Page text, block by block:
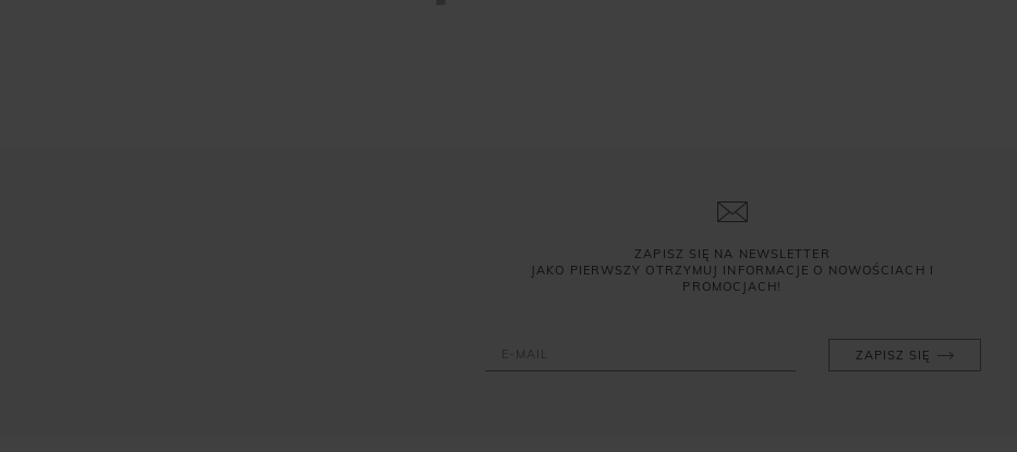
ZAPISZ SIĘ NA NEWSLETTER
JAKO PIERWSZY OTRZYMUJ INFORMACJE O NOWOŚCIACH I
PROMOCJACH!
ZAPISZ SIĘ